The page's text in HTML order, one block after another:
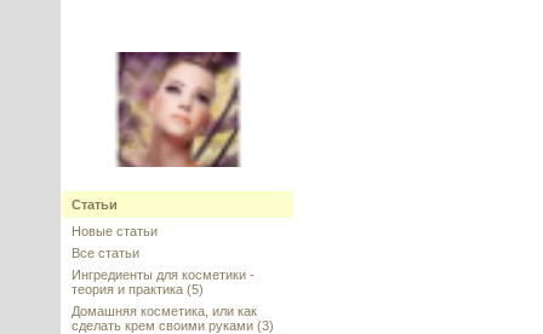
Widelash™ (Вайдлэш) - рост
луковицы, Sederma, Франция
Статьи
Новые статьи
Все статьи
Ингредиенты для косметики -
теория и практика (5)
Домашняя косметика, или как
сделать крем своими руками (3)